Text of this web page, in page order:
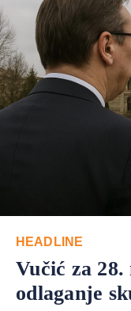
HEADLINE
Vučić za
odlaganje